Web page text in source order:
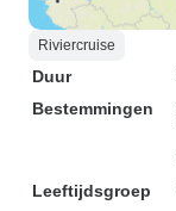
Riviercruise
Duur
Bestemmingen
Leeftijdsgroep